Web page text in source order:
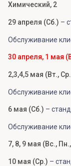
Химический, 2
29 апреля (Сб.) –
Обслуживание
30 апреля, 1 мая
2,3,4,5 мая (Вт.,
Обслуживание
6 мая (Сб.) –
Обслуживание
7, 8, 9 мая (Вс.,
10 мая (Ср.) –